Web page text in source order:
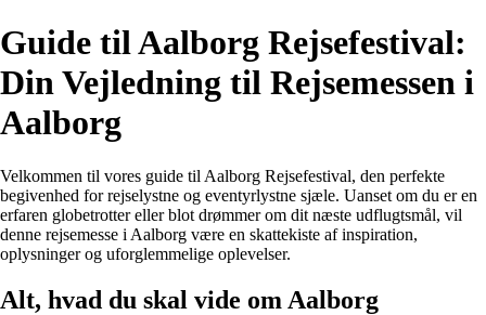
Guide til Aalborg Rejsefestival:
Din Vejledning til Rejsemessen i
Aalborg
Velkommen til vores guide til Aalborg Rejsefestival, den perfekte
begivenhed for rejselystne og eventyrlystne sjæle. Uanset om du er en
erfaren globetrotter eller blot drømmer om dit næste udflugtsmål, vil
denne rejsemesse i Aalborg være en skattekiste af inspiration,
oplysninger og uforglemmelige oplevelser.
Alt, hvad du skal vide om Aalborg